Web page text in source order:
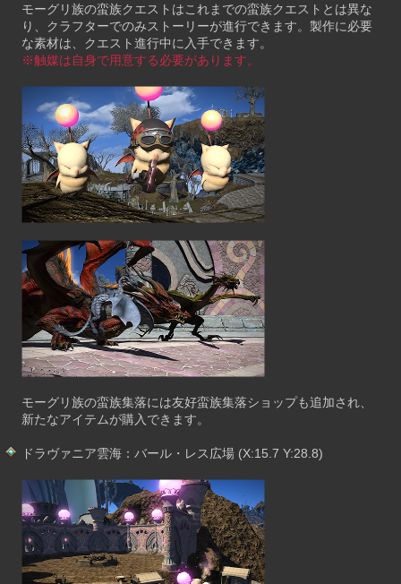
モーグリ族の蛮族クエストはこれまでの蛮族クエストとは異な
り、クラフターでのみストーリーが進行できます。製作に必要
な素材は、クエスト進行中に入手できます。
※触媒は自身で用意する必要があります。
モーグリ族の蛮族集落には友好蛮族集落ショップも追加され、
新たなアイテムが購入できます。
ドラヴァニア雲海：バール・レス広場 (X:15.7 Y:28.8)